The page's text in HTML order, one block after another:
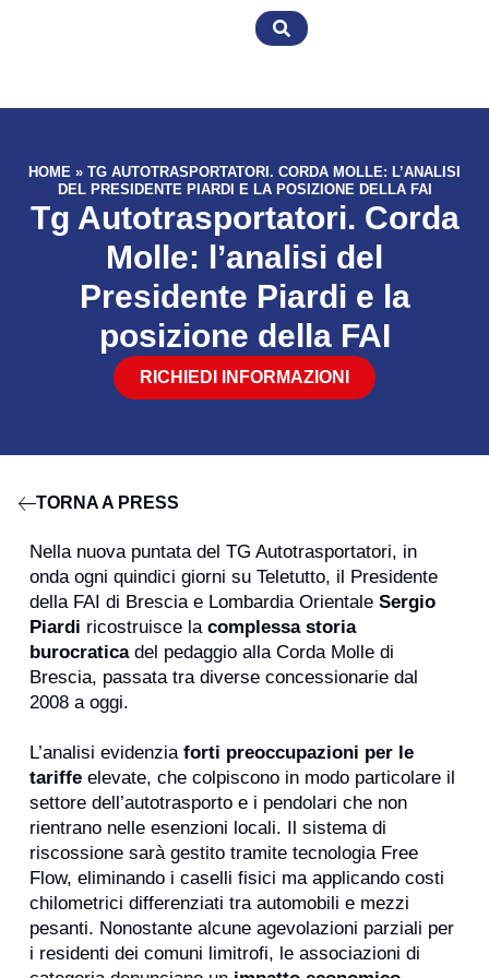
HOME»TG AUTOTRASPORTATORI. CORDA MOLLE: L’ANALISI
DEL PRESIDENTE PIARDI E LA POSIZIONE DELLA FAI
Tg Autotrasportatori. Corda
Molle: l’analisi del
Presidente Piardi e la
posizione della FAI
RICHIEDI INFORMAZIONI
TORNA A PRESS
Nella nuova puntata del TG Autotrasportatori, in
onda ogni quindici giorni su Teletutto, il
Presidente della FAI di Brescia e Lombardia
OrientaleSergio Piardiricostruisce la
complessa storia burocraticadel pedaggio alla
Corda Molle di Brescia, passata tra diverse
concessionarie dal 2008 a oggi.
L’analisi evidenziaforti preoccupazioni per le
tariffe elevate, che colpiscono in modo
particolare il settore dell’autotrasporto e i
pendolari che non rientrano nelle esenzioni
locali. Il sistema di riscossione sarà gestito
tramite tecnologia Free Flow, eliminando i caselli
fisici ma applicando costi chilometrici
differenziati tra automobili e mezzi pesanti.
Nonostante alcune agevolazioni parziali per i